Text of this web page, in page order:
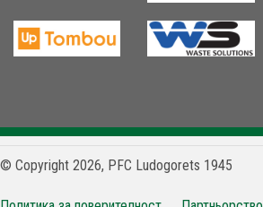
© Copyright 2026, PFC Ludogorets 1945